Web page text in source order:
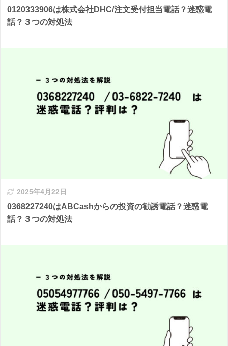
0120333906は株式会社DHC/注文受付担当電話？迷惑電
話？３つの対処法
2025年4月22日
0368227240はABCashからの投資の勧誘電話？迷惑電
話？３つの対処法